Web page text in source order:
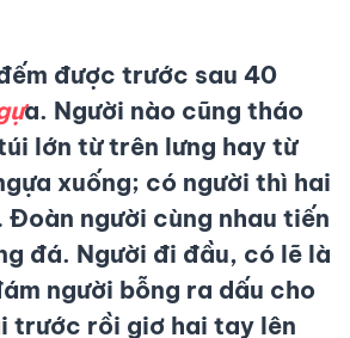
được trước sau 40
a. Người nào cũng tháo
lớn từ trên lưng hay từ
xuống; có người thì hai
người cùng nhau tiến
đá. Người đi đầu, có lẽ là
người bỗng ra dấu cho
trước rồi giơ hai tay lên